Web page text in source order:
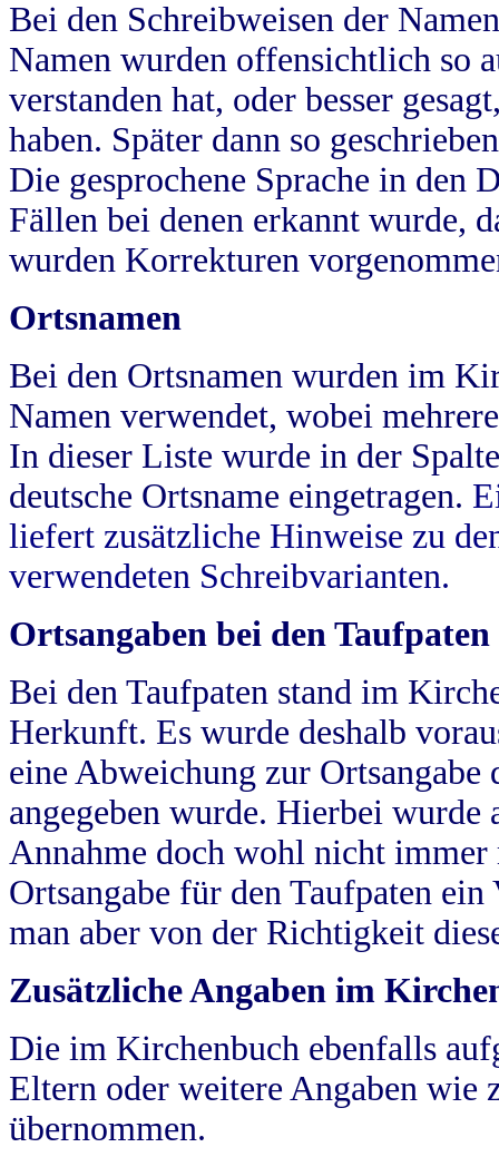
Bei den Schreibweisen der
Namen wurden offensichtlich so
verstanden hat, oder besser
haben. Später dann so
Die gesprochene Sprache in
Fällen bei denen erkannt wurde,
wurden Korrekturen
Ortsnamen
Bei den Ortsnamen wurden im
Namen verwendet, wobei
In dieser Liste wurde in der
deutsche Ortsname eingetragen.
liefert zusätzliche Hinweise zu
verwendeten Schreibvarianten.
Ortsangaben bei den Taufpaten
Bei den Taufpaten stand im
Herkunft. Es wurde deshalb
eine Abweichung zur
angegeben wurde. Hierbei wurde
Annahme doch wohl nicht
Ortsangabe für den Taufpaten
man aber von der Richtigkeit
Zusätzliche Angaben im
Die im Kirchenbuch ebenfalls
Eltern oder weitere Angaben wie
übernommen.